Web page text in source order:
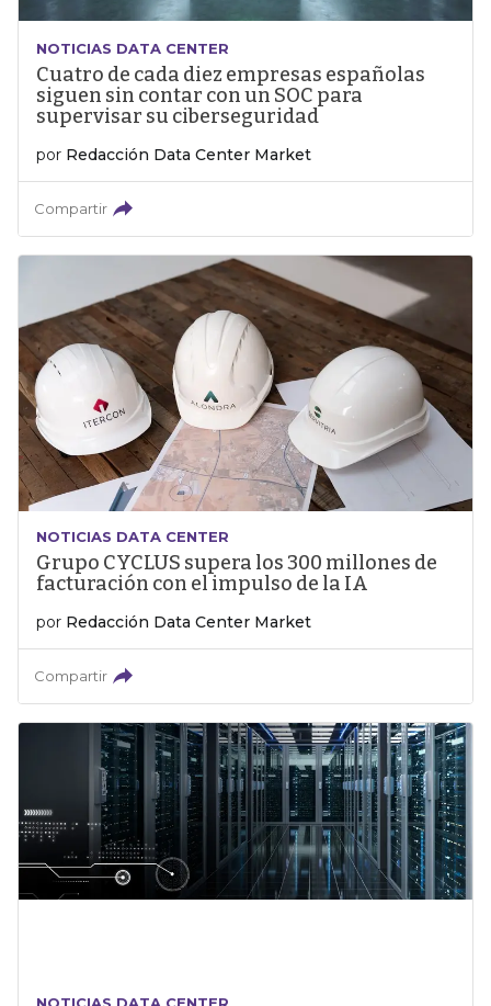
NOTICIAS DATA CENTER
Cuatro de cada diez empresas españolas
siguen sin contar con un SOC para
supervisar su ciberseguridad
por Redacción Data Center Market
Compartir
NOTICIAS DATA CENTER
Grupo CYCLUS supera los 300 millones de
facturación con el impulso de la IA
por Redacción Data Center Market
Compartir